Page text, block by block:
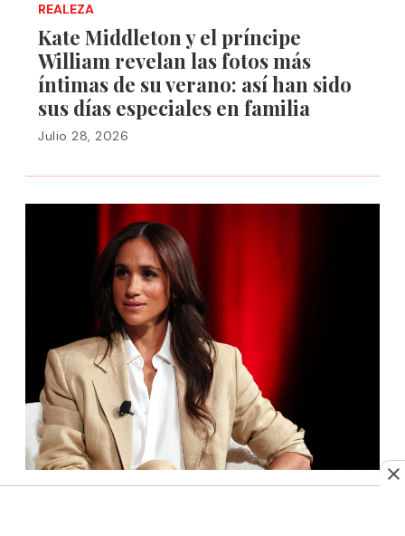
REALEZA
Kate Middleton y el príncipe
William revelan las fotos más
íntimas de su verano: así han sido
sus días especiales en familia
Julio 28, 2026